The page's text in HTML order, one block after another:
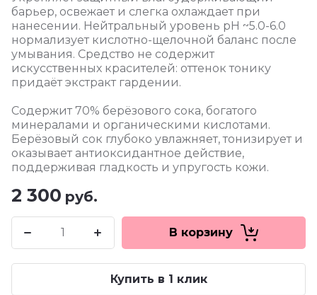
барьер, освежает и слегка охлаждает при
нанесении. Нейтральный уровень pH ~5.0-6.0
нормализует кислотно-щелочной баланс после
умывания. Средство не содержит
искусственных красителей: оттенок тонику
придаёт экстракт гардении.
Содержит 70% берёзового сока, богатого
минералами и органическими кислотами.
Берёзовый сок глубоко увлажняет, тонизирует и
оказывает антиоксидантное действие,
поддерживая гладкость и упругость кожи.
2 300 руб.
В корзину
Купить в 1 клик